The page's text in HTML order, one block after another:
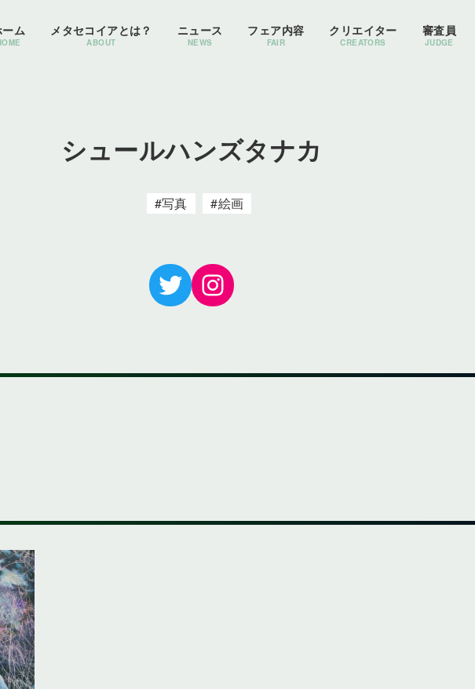
ム メタセコイアとは？
ABOUT
ニュース
NEWS
フェア内容
FAIR
クリエイター
CREATORS
審査員
JUDGE
シュールハンズタナカ
写真 絵画
TwitterInstagram